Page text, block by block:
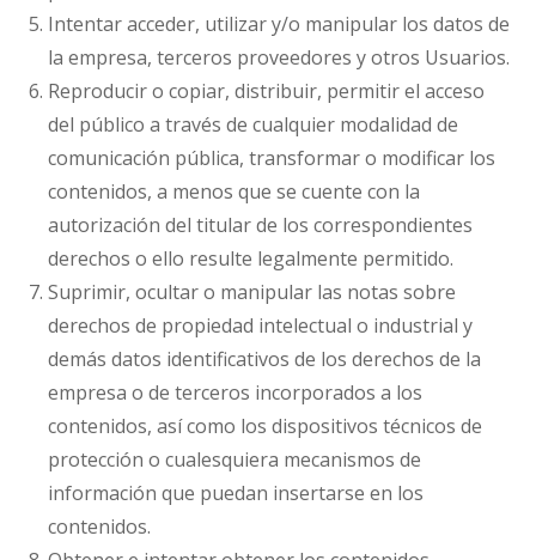
Intentar acceder, utilizar y/o manipular los datos de
la empresa, terceros proveedores y otros Usuarios.
Reproducir o copiar, distribuir, permitir el acceso
del público a través de cualquier modalidad de
comunicación pública, transformar o modificar los
contenidos, a menos que se cuente con la
autorización del titular de los correspondientes
derechos o ello resulte legalmente permitido.
Suprimir, ocultar o manipular las notas sobre
derechos de propiedad intelectual o industrial y
demás datos identificativos de los derechos de la
empresa o de terceros incorporados a los
contenidos, así como los dispositivos técnicos de
protección o cualesquiera mecanismos de
información que puedan insertarse en los
contenidos.